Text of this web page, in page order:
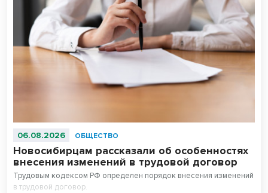
06.08.2026 ОБЩЕСТВО
Новосибирцам рассказали об особенностях
внесения изменений в трудовой договор
Трудовым кодексом РФ определен порядок внесения изменений
в трудовой договор.